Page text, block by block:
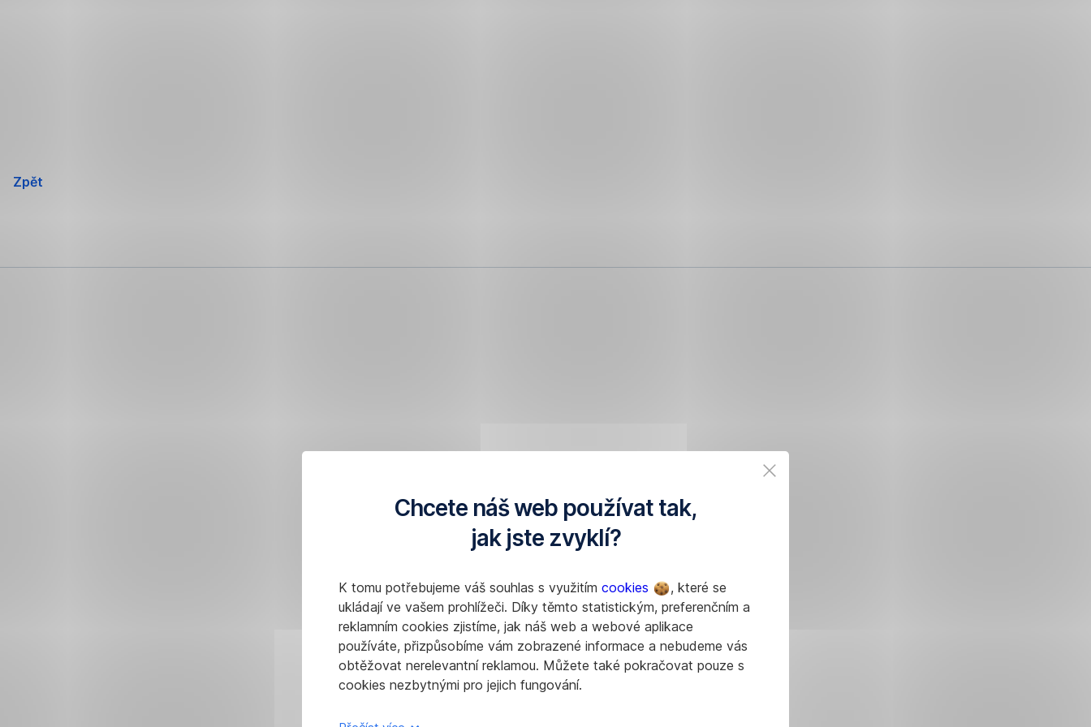
Chcete náš web používat tak,
jak jste zvyklí?
K tomu potřebujeme váš souhlas s využitím cookies
, které se
ukládají ve vašem prohlížeči. Díky těmto statistickým, preferenčním a
reklamním cookies zjistíme, jak náš web a webové aplikace
používáte, přizpůsobíme vám zobrazené informace a nebudeme vás
obtěžovat nerelevantní reklamou. Můžete také pokračovat pouze s
cookies nezbytnými pro jejich fungování.
Zpět